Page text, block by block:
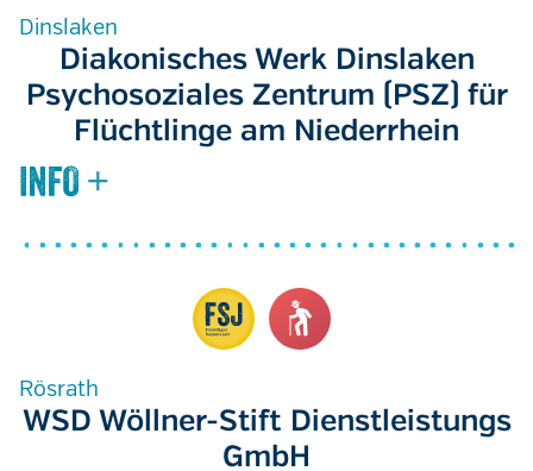
Dinslaken
Diakonisches Werk Dinslaken
Psychosoziales Zentrum (PSZ) für
Flüchtlinge am Niederrhein
Rösrath
WSD Wöllner-Stift Dienstleistungs
GmbH